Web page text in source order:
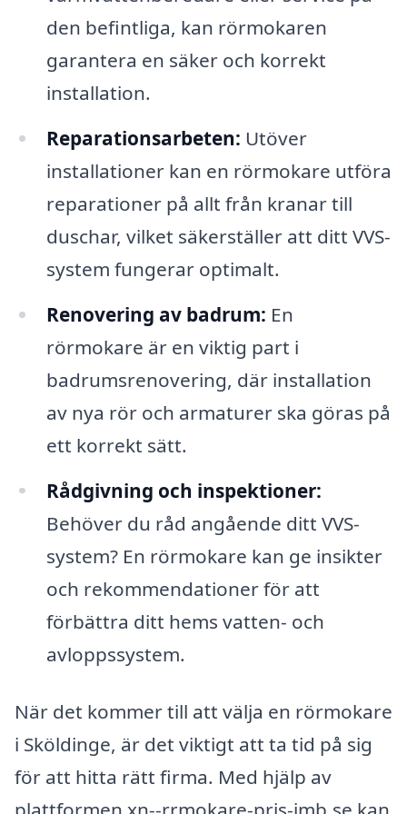
den befintliga, kan rörmokaren
garantera en säker och korrekt
installation.
Reparationsarbeten: Utöver
installationer kan en rörmokare utföra
reparationer på allt från kranar till
duschar, vilket säkerställer att ditt VVS-
system fungerar optimalt.
Renovering av badrum: En
rörmokare är en viktig part i
badrumsrenovering, där installation
av nya rör och armaturer ska göras på
ett korrekt sätt.
Rådgivning och inspektioner:
Behöver du råd angående ditt VVS-
system? En rörmokare kan ge insikter
och rekommendationer för att
förbättra ditt hems vatten- och
avloppssystem.
När det kommer till att välja en rörmokare
i Sköldinge, är det viktigt att ta tid på sig
för att hitta rätt firma. Med hjälp av